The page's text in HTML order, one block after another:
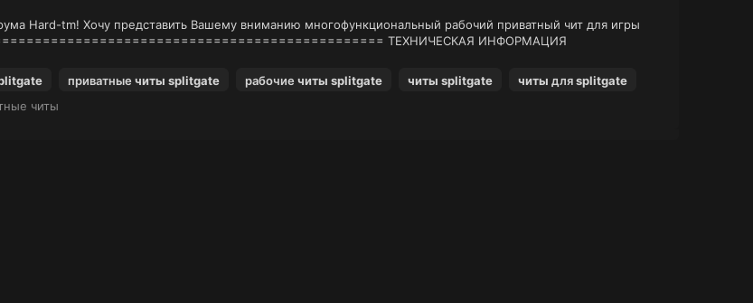
Hard-tm! Хочу представить Вашему вниманию многофункциональный рабочий приватный чит для игры
ТЕХНИЧЕСКАЯ ИНФОРМАЦИЯ
приватные читы splitgate рабочие читы splitgate читы splitgate читы дляsplitgate
читы